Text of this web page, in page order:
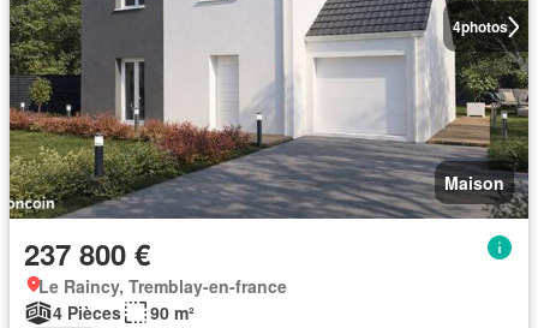
4photos
Maison
237 800 €
Le Raincy, Tremblay-en-france
4 Pièces
90 m²